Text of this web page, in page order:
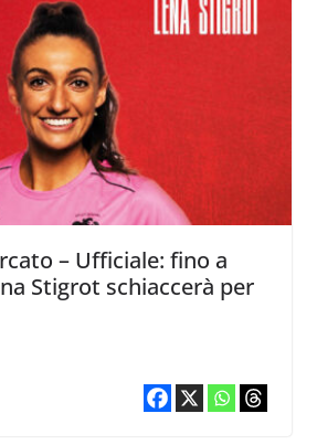
– Ufficiale: fino a
Stigrot schiaccerà per